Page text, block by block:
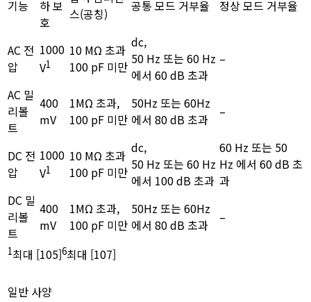
기능
하 보
호
스(공칭)
공통 모드 거부율 정상 모드 거부율
AC 전
압
1000
V1
10 MΩ 초과
100 pF 미만
dc,
50 Hz 또는 60 Hz
에서 60 dB 초과
–
AC 밀
리볼
트
400
mV
1MΩ 초과,
100 pF 미만
50Hz 또는 60Hz
에서 80 dB 초과
–
DC 전
압
1000
V1
10 MΩ 초과
100 pF 미만
dc,
50 Hz 또는 60 Hz
에서 100 dB 초과
60 Hz 또는 50
Hz 에서 60 dB 초
과
DC 밀
리볼
트
400
mV
1MΩ 초과,
100 pF 미만
50Hz 또는 60Hz
에서 80 dB 초과
–
1최대 [105]6최대 [107]
일반 사양